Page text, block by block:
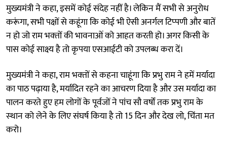
मुख्‍यमंत्री ने कहा, इसमें कोई संदेह नहीं है। लेकिन मैं सभी से अनुरोध
करूंगा, सभी पक्षों से कहूंगा कि कोई भी ऐसी अनर्गल टिप्‍पणी और बातें
न हो जो राम भक्‍तों की भावनाओं को आहत करती हो। अगर किसी के
पास कोई साक्ष्‍य है तो कृपया एसआईटी को उपलब्‍ध करा दें।
मुख्यमंत्री ने कहा, राम भक्‍तों से कहना चाहूंगा कि प्रभु राम ने हमें मर्यादा
का पाठ पढ़ाया है, मर्यादित रहने का आचरण दिया है और उस मर्यादा का
पालन करते हुए हम लोगों के पूर्वजों ने पांच सौ वर्षों तक प्रभु राम के
स्‍थान को लेने के लिए संघर्ष किया है तो 15 दिन और देख लो, चिंता मत
करो।